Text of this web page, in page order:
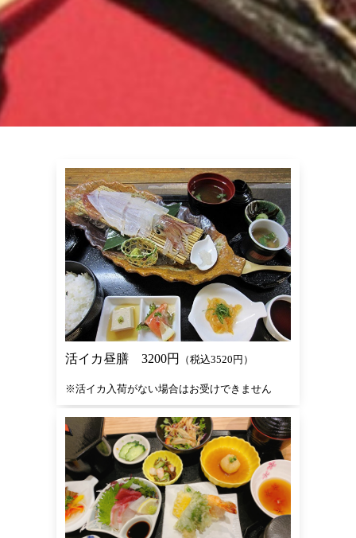
活イカ昼膳 3200円 （税込3520円）
※活イカ入荷がない場合はお受けできません